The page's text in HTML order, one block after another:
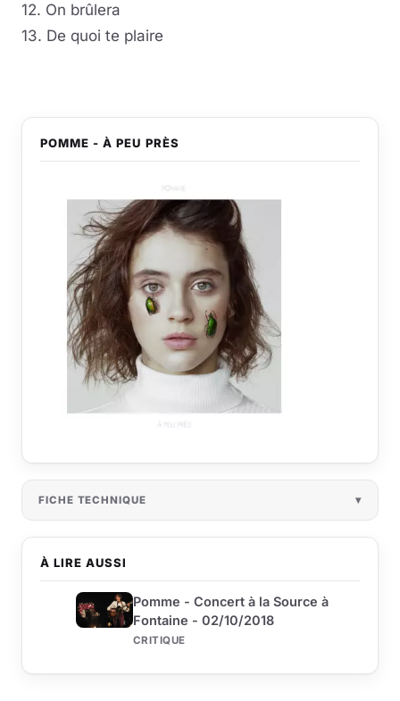
12. On brûlera
13. De quoi te plaire
À LIRE AUSSI
Pomme - Concert à la Source à
Fontaine - 02/10/2018
CRITIQUE
POMME - À PEU PRÈS
FICHE TECHNIQUE